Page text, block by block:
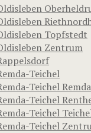
Topfstedt
Zentrum
Teichel
Teichel Remda
Teichel
Teichel
Teichel